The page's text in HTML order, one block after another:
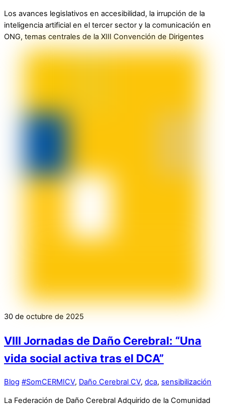
Los avances legislativos en accesibilidad, la irrupción de la
inteligencia artificial en el tercer sector y la comunicación en
ONG, temas centrales de la XIII Convención de Dirigentes
30 de octubre de 2025
VIII Jornadas de Daño Cerebral: “Una
vida social activa tras el DCA”
Blog #SomCERMICV, Daño Cerebral CV, dca, sensibilización
La Federación de Daño Cerebral Adquirido de la Comunidad